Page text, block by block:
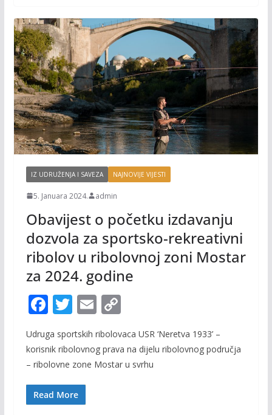
k k
IZ UDRUŽENJA I SAVEZA NAJNOVIJE VIJESTI
5. Januara 2024. admin
Obavijest o početku izdavanju
dozvola za sportsko-rekreativni
ribolov u ribolovnoj zoni Mostar
za 2024. godine
F
e
b
o
o
T
itt
er
E
ai
l
C
p
y
Udruga sportskih ribolovaca USR ‘Neretva 1933’ –
korisnik ribolovnog prava na dijelu ribolovnog područja
– ribolovne zone Mostar u svrhu
Read More